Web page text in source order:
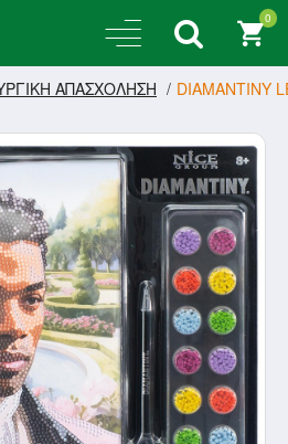
0
ΑΠΑΣΧΟΛΗΣΗ DIAMANTINY